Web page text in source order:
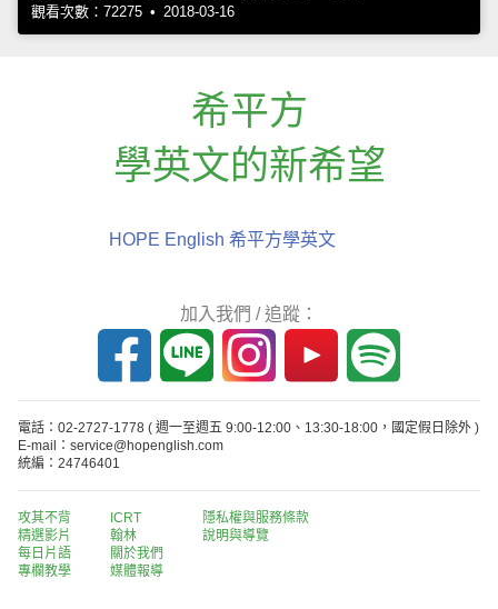
觀看次數：72275 • 2018-03-16
希平方
學英文的新希望
HOPE English 希平方學英文
加入我們 / 追蹤：
電話：02-2727-1778 ( 週一至週五 9:00-12:00、13:30-18:00，國定假日除外 )
E-mail：service@hopenglish.com
統編：24746401
攻其不背
精選影片
每日片語
專欄教學
ICRT
翰林
關於我們
媒體報導
隱私權與服務條款
說明與導覽